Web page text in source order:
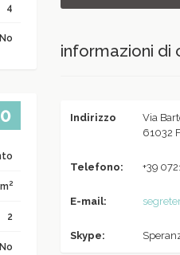
4
No
2
2
No
informazioni di
Indirizzo
Via
61032
Telefono: +39
E-mail:
Skype: